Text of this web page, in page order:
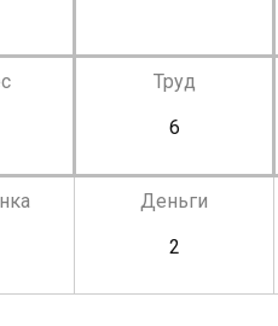
Труд
6
Деньги
2